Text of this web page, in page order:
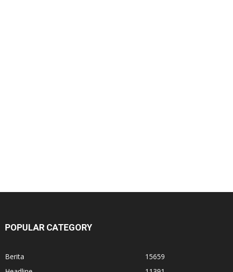
POPULAR CATEGORY
Berita
15659